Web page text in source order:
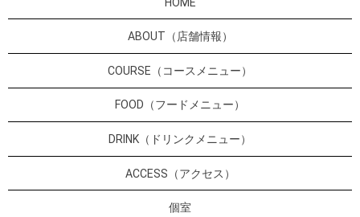
ABOUT（店舗情報）
COURSE（コースメニュー）
FOOD（フードメニュー）
DRINK（ドリンクメニュー）
ACCESS（アクセス）
個室